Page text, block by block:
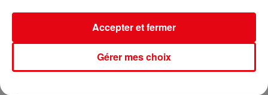
Gérer mes choix
Accepter et fermer